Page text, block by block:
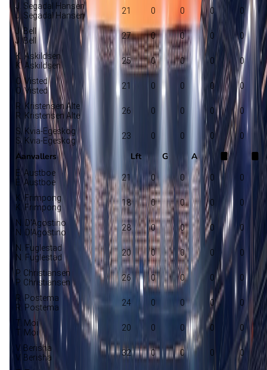
J. Segadal Hansen
J. Segadal Hansen
21 0 0 0 0
J. Bell
J. Bell
27 0 0 0 0
K. Askildsen
K. Askildsen
25 0 0 0 0
O. Visted
O. Visted
21 0 0 0 0
R. Kristensen Alte
R. Kristensen Alte
26 0 0 0 0
S. Kvia-Egeskog
S. Kvia-Egeskog
23 0 0 0 0
Aanvallers Lft G A
E. Austboe
E. Austboe
21 0 0 0 0
K. Frimpong
K. Frimpong
18 0 0 0 0
N. D'Agostino
N. D'Agostino
28 0 0 0 0
N. Fuglestad
N. Fuglestad
20 0 0 0 0
P. Christiansen
P. Christiansen
26 0 0 0 0
R. Postema
R. Postema
24 0 0 0 0
T. Moi
T. Moi
20 0 0 0 0
V. Berisha
V. Berisha
32 0 0 0 0